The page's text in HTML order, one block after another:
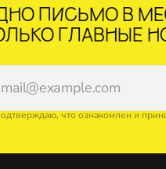
ПИСЬМО В
ГЛАВНЫЕ
что ознакомлен и